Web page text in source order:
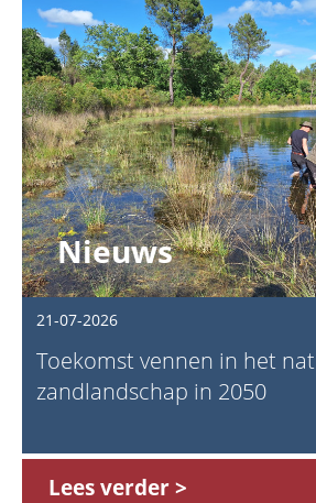
Nieuws
21-07-2026
Toekomst vennen in het nat
zandlandschap in 2050
Lees verder